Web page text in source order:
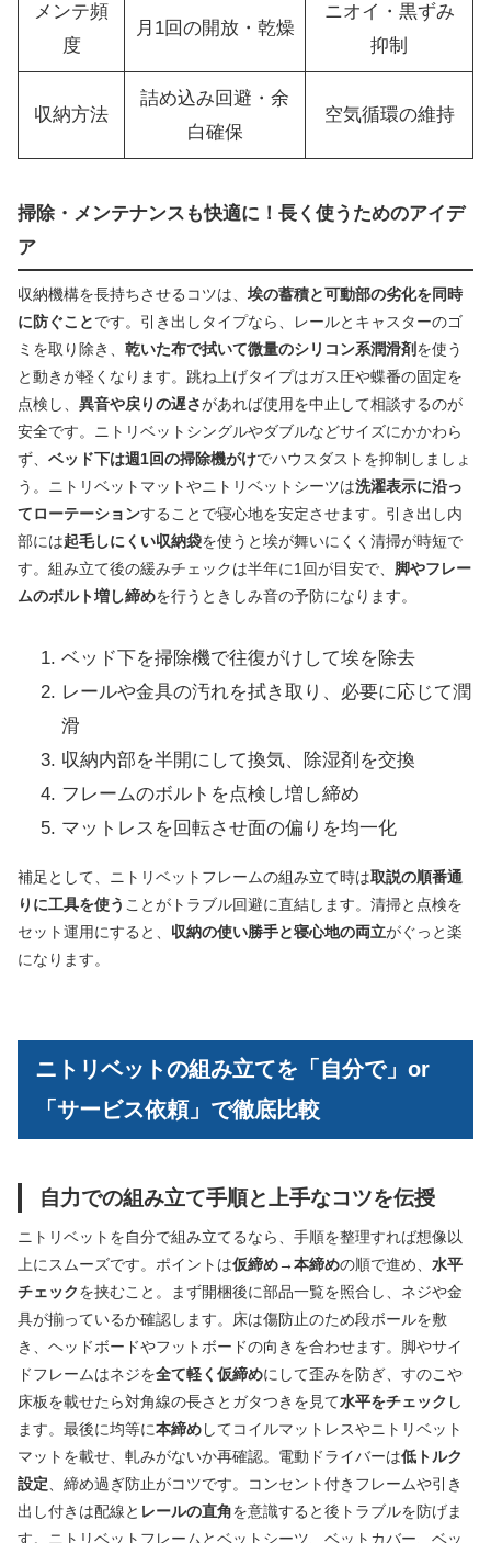
メンテ頻
度
月1回の開放・乾燥
ニオイ・黒ずみ
抑制
収納方法
詰め込み回避・余
白確保
空気循環の維持
掃除・メンテナンスも快適に！長く使うためのアイデ
ア
収納機構を長持ちさせるコツは、 埃の蓄積と可動部の劣化を同時
に防ぐことです。引き出しタイプなら、レールとキャスターのゴ
ミを取り除き、 乾いた布で拭いて微量のシリコン系潤滑剤を使う
と動きが軽くなります。跳ね上げタイプはガス圧や蝶番の固定を
点検し、 異音や戻りの遅さがあれば使用を中止して相談するのが
安全です。ニトリベットシングルやダブルなどサイズにかかわら
ず、 ベッド下は週1回の掃除機がけでハウスダストを抑制しましょ
う。ニトリベットマットやニトリベットシーツは洗濯表示に沿っ
てローテーションすることで寝心地を安定させます。引き出し内
部には起毛しにくい収納袋を使うと埃が舞いにくく清掃が時短で
す。組み立て後の緩みチェックは半年に1回が目安で、 脚やフレー
ムのボルト増し締めを行うときしみ音の予防になります。
ベッド下を掃除機で往復がけして埃を除去
レールや金具の汚れを拭き取り、必要に応じて潤
滑
収納内部を半開にして換気、除湿剤を交換
フレームのボルトを点検し増し締め
マットレスを回転させ面の偏りを均一化
補足として、ニトリベットフレームの組み立て時は取説の順番通
りに工具を使う ことがトラブル回避に直結します。清掃と点検を
セット運用にすると、 収納の使い勝手と寝心地の両立がぐっと楽
になります。
ニトリベットの組み立てを「自分で」or
「サービス依頼」で徹底比較
自力での組み立て手順と上手なコツを伝授
ニトリベットを自分で組み立てるなら、手順を整理すれば想像以
上にスムーズです。ポイントは仮締め→本締めの順で進め、 水平
チェックを挟むこと。まず開梱後に部品一覧を照合し、ネジや金
具が揃っているか確認します。床は傷防止のため段ボールを敷
き、ヘッドボードやフットボードの向きを合わせます。脚やサイ
ドフレームはネジを全て軽く仮締めにして歪みを防ぎ、すのこや
床板を載せたら対角線の長さとガタつきを見て水平をチェック し
ます。最後に均等に本締めしてコイルマットレスやニトリベット
マットを載せ、軋みがないか再確認。電動ドライバーは低トルク
設定 、締め過ぎ防止がコツです。コンセント付きフレームや引き
出し付きは配線と レールの直角を意識すると後トラブルを防げま
す。ニトリベットフレームとベットシーツ、ベットカバー、ベッ